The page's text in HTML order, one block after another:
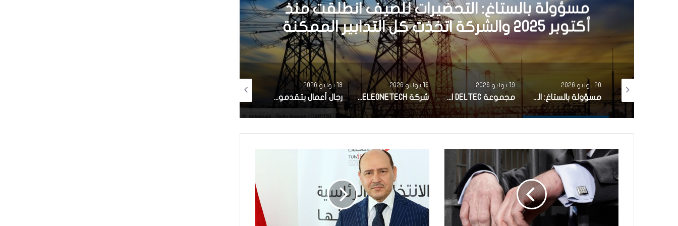
مجموعة DELTEC الألمانية المتخصصة في الصناعات
الإلكترونية تعلن اختيار تونس لإقامة أول موقع إنتاج
لها خارج ألمانيا
مسؤولة بالستاغ: التحضيرات للصيف انطلقت منذ أكتوبر 2025 والشركة اتخذت كل التدابير الممكنة
19 يوليو 2026
مجموعة DELTEC الألمانية المتخصصة في الصناعات الإلكترونية تعلن اختيار تونس لإقامة أول موقع إنتاج لها خارج ألمانيا
16 يوليو 2026
شركة ELEONETECH التابعة لـلمجمع الصناعي التونسي OneTech تتحصل على الشهادة الدولية MSI 20000
13 يوليو 2026
رجال أعمال يتقدمون بمطالب صلح إلى اللجنة الوطنية للصلح الجزائي تتضمن مبالغ مالية ومشاريع في المناطق الداخلية
2 يوليو 2026
الصناعات الغذائية التونسية تتألق عالميًا: من بين 50 مؤسسة من 20 دولة.. مجموعة SFBT تحصد جائزة COFICERT وEuronext في باريس